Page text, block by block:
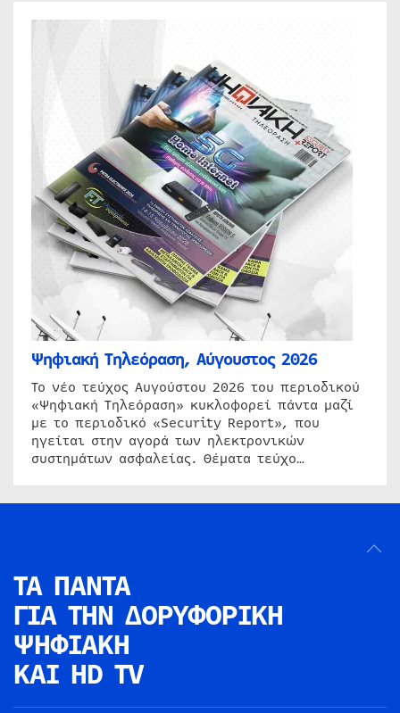
Ψηφιακή Τηλεόραση, Αύγουστος 2026
Το νέο τεύχος Αυγούστου 2026 του περιοδικού
«Ψηφιακή Τηλεόραση» κυκλοφορεί πάντα μαζί
με το περιοδικό «Security Report», που
ηγείται στην αγορά των ηλεκτρονικών
συστημάτων ασφαλείας. Θέματα τεύχο…
ΤΑ ΠΑΝΤΑ
ΓΙΑ ΤΗΝ ΔΟΡΥΦΟΡΙΚΗ
ΨΗΦΙΑΚΗ
ΚΑΙ HD TV